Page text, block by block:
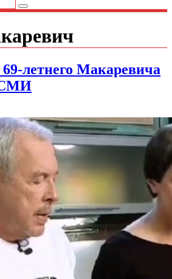
летнего Макаревича
СМИ